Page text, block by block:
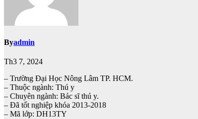
Byadmin
Th3 7, 2024
– Trường Đại Học Nông Lâm TP. HCM.
– Thuộc ngành: Thú y
– Chuyên ngành: Bác sĩ thú y.
– Đã tốt nghiệp khóa 2013-2018
– Mã lớp: DH13TY